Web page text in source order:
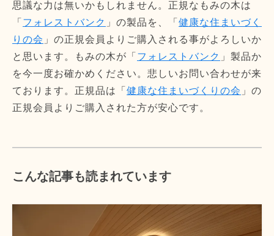
思議な力は無いかもしれません。正規なもみの木は
「 フォレストバンク 」の製品を、「 健康な住まいづく
りの会 」の正規会員よりご購入される事がよろしいか
と思います。もみの木が「 フォレストバンク 」製品か
を今一度お確かめください。悲しいお問い合わせが来
ております。正規品は「 健康な住まいづくりの会 」の
正規会員よりご購入された方が安心です。
こんな記事も読まれています